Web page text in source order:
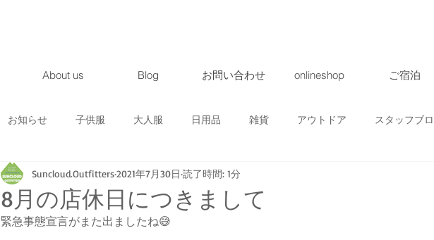
About us Blog お問い合わせ onlineshop ご宿泊
お知らせ 子供服 大人服 日用品 雑貨 アウトドア スタッフブ
入荷情報 イベント・ツアー 募集 地域情報
8月の店休日につきまして
Suncloud.Outfitters2021年7月30日 読了時間: 1分
緊急事態宣言がまた出ましたね😅